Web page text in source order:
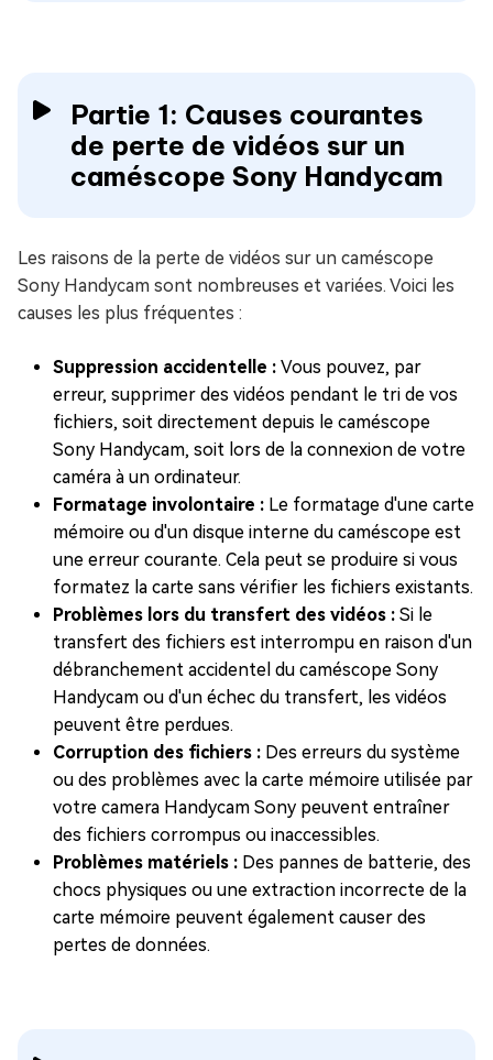
Partie 1: Causes courantes
de perte de vidéos sur un
caméscope Sony Handycam
Les raisons de la perte de vidéos sur un caméscope
Sony Handycam sont nombreuses et variées. Voici les
causes les plus fréquentes :
Suppression accidentelle : Vous pouvez, par
erreur, supprimer des vidéos pendant le tri de vos
fichiers, soit directement depuis le caméscope
Sony Handycam, soit lors de la connexion de votre
caméra à un ordinateur.
Formatage involontaire : Le formatage d'une carte
mémoire ou d'un disque interne du caméscope est
une erreur courante. Cela peut se produire si vous
formatez la carte sans vérifier les fichiers existants.
Problèmes lors du transfert des vidéos : Si le
transfert des fichiers est interrompu en raison d'un
débranchement accidentel du caméscope Sony
Handycam ou d'un échec du transfert, les vidéos
peuvent être perdues.
Corruption des fichiers : Des erreurs du système
ou des problèmes avec la carte mémoire utilisée par
votre camera Handycam Sony peuvent entraîner
des fichiers corrompus ou inaccessibles.
Problèmes matériels : Des pannes de batterie, des
chocs physiques ou une extraction incorrecte de la
carte mémoire peuvent également causer des
pertes de données.